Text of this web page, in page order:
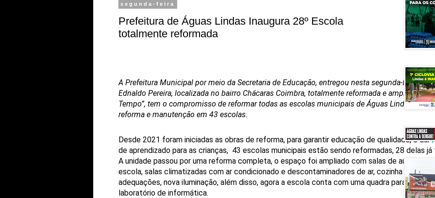
segunda-feira
Prefeitura de Águas Lindas Inaugura 28º Escola
totalmente reformada
A Prefeitura Municipal por meio da Secretaria de Educação, entregou nesta segunda-feira
Ednaldo Pereira, localizada no bairro Chácaras Coimbra, totalmente reformada e ampliada. A
Tempo”, tem o compromisso de reformar todas as escolas municipais de Águas Lindas e já
reforma e manutenção em 43 escolas.
Desde 2021 foram iniciadas as obras de reforma, para garantir educação de qualidade, e dar
de aprendizado para as crianças, 43 escolas municipais estão sendo reformadas, 28 delas já
A unidade passou por uma reforma completa, o espaço foi ampliado com salas de aulas
escola, salas climatizadas com ar condicionado e descontaminadores de ar, cozinha com as
adequações, nova iluminação, além disso, agora a escola conta com uma quadra para
laboratório de informática.